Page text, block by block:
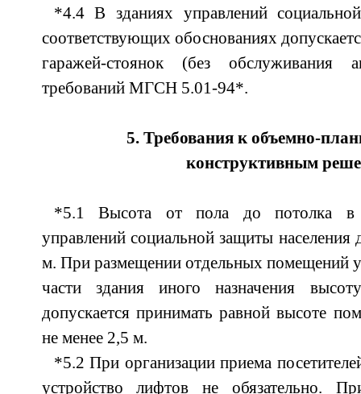
*4.4 В зданиях управлений
соответствующих обоснованиях
гаражей-стоянок (без обслуживания
требований МГСН 5.01-94*.
5. Требования к объемно-
конструктивным
*5.1 Высота от пола до потолка в
управлений социальной защиты
м. При размещении отдельных помещений
части здания иного назначения
допускается принимать равной высоте
не менее 2,5 м.
*5.2 При организации приема
устройство лифтов не обязательно.